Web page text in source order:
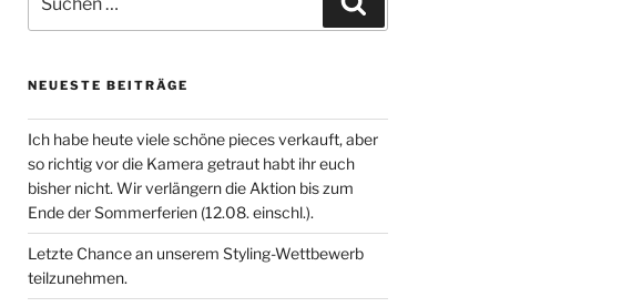
nach:
NEUESTE BEITRÄGE
Ich habe heute viele schöne pieces verkauft, aber
so richtig vor die Kamera getraut habt ihr euch
bisher nicht. Wir verlängern die Aktion bis zum
Ende der Sommerferien (12.08. einschl.).
Letzte Chance an unserem Styling-Wettbewerb
teilzunehmen.